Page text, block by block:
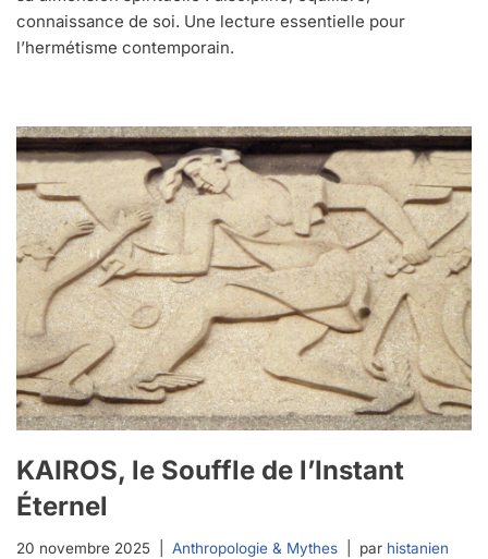
connaissance de soi. Une lecture essentielle pour
l’hermétisme contemporain.
KAIROS, le Souffle de l’Instant
Éternel
20 novembre 2025 Anthropologie & Mythes par histanien